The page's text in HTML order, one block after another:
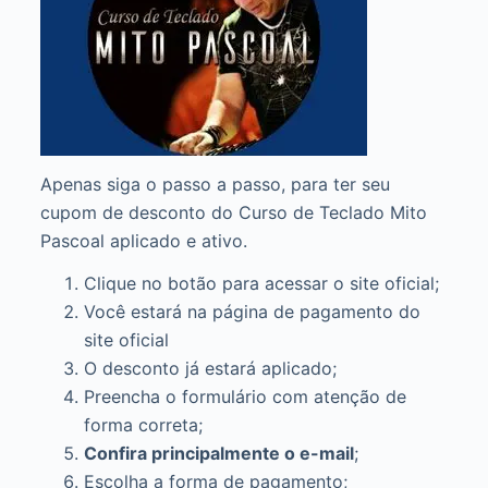
Apenas siga o passo a passo, para ter seu
cupom de desconto do Curso de Teclado Mito
Pascoal aplicado e ativo.
Clique no botão para acessar o site oficial;
Você estará na página de pagamento do
site oficial
O desconto já estará aplicado;
Preencha o formulário com atenção de
forma correta;
Confira principalmente o e-mail;
Escolha a forma de pagamento;